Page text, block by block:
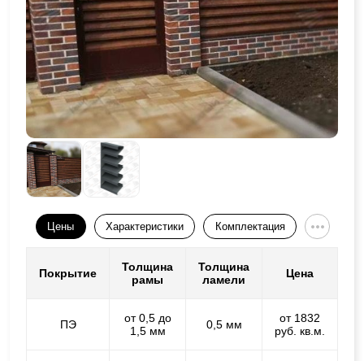
Цены Характеристики Комплектация
Покрытие
Толщина
рамы
Толщина
ламели
Цена
ПЭ
от 0,5 до
1,5 мм
0,5 мм
от 1832
руб. кв.м.